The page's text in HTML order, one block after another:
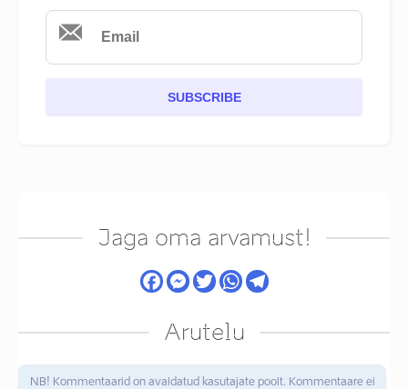
SUBSCRIBE
Jaga oma arvamust!
Arutelu
NB! Kommentaarid on avaldatud kasutajate poolt. Kommentaare ei